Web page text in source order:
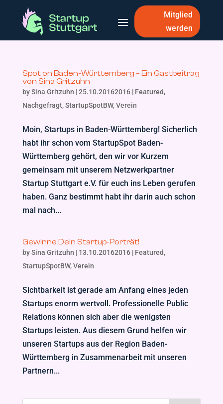
Mitglied
werden
Spot on Baden-Württemberg – Ein Gastbeitrag
von Sina Gritzuhn
bySina Gritzuhn |25.10.20162016| Featured,
Nachgefragt,StartupSpotBW,Verein
Moin, Startups in Baden-Württemberg! Sicherlich
habt ihr schon vom StartupSpot Baden-
Württemberg gehört, den wir vor Kurzem
gemeinsam mit unserem Netzwerkpartner
Startup Stuttgart e.V. für euch ins Leben gerufen
haben. Ganz bestimmt habt ihr darin auch schon
mal nach...
Gewinne Dein Startup-Porträt!
bySina Gritzuhn | 13.10.20162016| Featured,
StartupSpotBW,Verein
Sichtbarkeit ist gerade am Anfang eines jeden
Startups enorm wertvoll. Professionelle Public
Relations können sich aber die wenigsten
Startups leisten. Aus diesem Grund helfen wir
unseren Startups aus der Region Baden-
Württemberg in Zusammenarbeit mit unseren
Partnern...